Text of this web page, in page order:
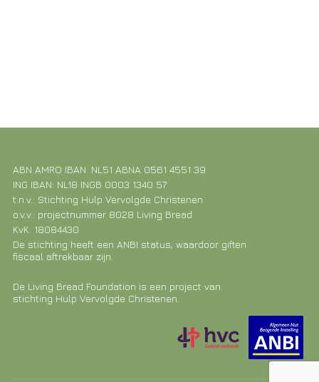
ABN AMRO IBAN: NL51 ABNA 0561 4551 39
ING IBAN: NL18 INGB 0003 1340 57
t.n.v.: Stichting Hulp Vervolgde Christenen
o.v.v.: projectnummer 8028 Living Bread
KvK: 18084430
De stichting heeft een ANBI status, waardoor giften
fiscaal aftrekbaar zijn.
De Living Bread Foundation is een project van
stichting Hulp Vervolgde Christenen.